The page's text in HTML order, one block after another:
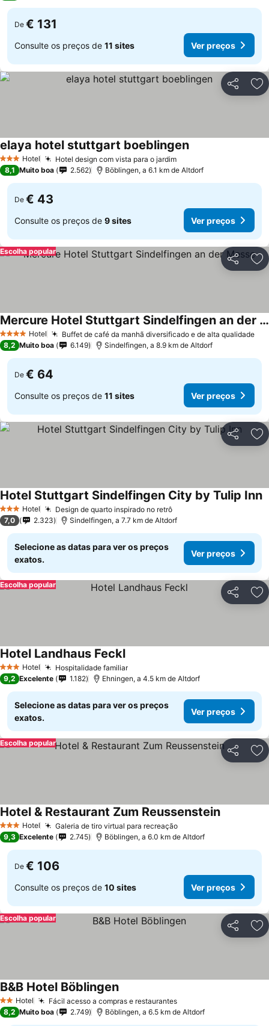
De € 131
Consulte os preços de 11 sites Ver preços
Partilhar
3 EstrelasHotel Hotel design com vista para o jardimVer preços
elaya hotel stuttgart boeblingenVer preços
8,1 Muito boa 2.562 Böblingen, a 6.1 km de Altdorf
De € 43
Consulte os preços de 9 sites Ver preços
Partilhar
Escolha popular
4 EstrelasHotel Buffet de café da manhã diversificado e de alta qualidade
Mercure Hotel Stuttgart Sindelfingen an der Messe
Ver preços
8,2 Muito boa 6.149 Sindelfingen, a 8.9 km de Altdorf
De € 64
Consulte os preços de 11 sites Ver preços
Partilhar
3 EstrelasHotel Design de quarto inspirado no retrôVer preços
Hotel Stuttgart Sindelfingen City by Tulip Inn
7,0 2.323 Sindelfingen, a 7.7 km de Altdorf
Selecione as datas para ver os preços
exatos.
Ver preços
Partilhar
Escolha popular
3 EstrelasHotel Hospitalidade familiarVer preços
Hotel Landhaus FecklVer preços
9,2 Excelente 1.182 Ehningen, a 4.5 km de Altdorf
Selecione as datas para ver os preços
exatos.
Ver preços
Partilhar
Escolha popular
3 EstrelasHotel Galeria de tiro virtual para recreaçãoVer preços
Hotel & Restaurant Zum ReussensteinVer preços
9,3 Excelente 2.745 Böblingen, a 6.0 km de Altdorf
De € 106
Consulte os preços de 10 sites Ver preços
Partilhar
Escolha popular
2 Estrelas
Hotel Fácil acesso a compras e restaurantesVer preços
B&B Hotel BöblingenVer preços
8,2 Muito boa 2.749 Böblingen, a 6.5 km de Altdorf